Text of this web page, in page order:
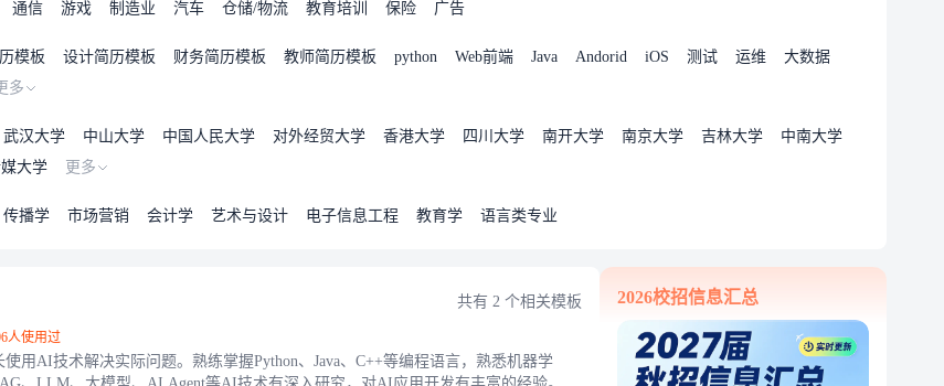
通信 游戏 制造业 汽车 仓储/物流 教育培训 保险 广告
模板 设计简历模板 财务简历模板 教师简历模板 python Web前端 Java Andorid iOS 测试 运维
大数据
多
武汉大学 中山大学 中国人民大学 对外经贸大学 香港大学 四川大学 南开大学 南京大学 吉林大学
中南大学
大学 更多
传播学 市场营销 会计学 艺术与设计 电子信息工程 教育学 语言类专业
共有 2 个相关模板
人使用过
用AI技术解决实际问题。熟练掌握Python、Java、C++等编程语言，熟悉机器学
2026校招信息汇总